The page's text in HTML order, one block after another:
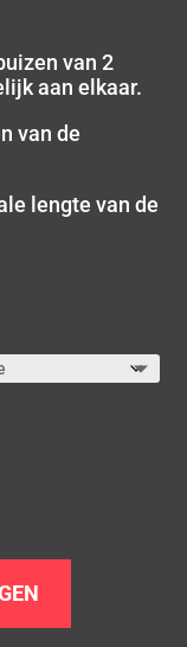
van 2
aan elkaar.
van de
lengte van de